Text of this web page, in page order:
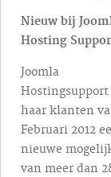
Nieuw bij
Hosting
Joomla
Hostingsupport
haar klanten
Februari 2012
nieuwe
van meer dan